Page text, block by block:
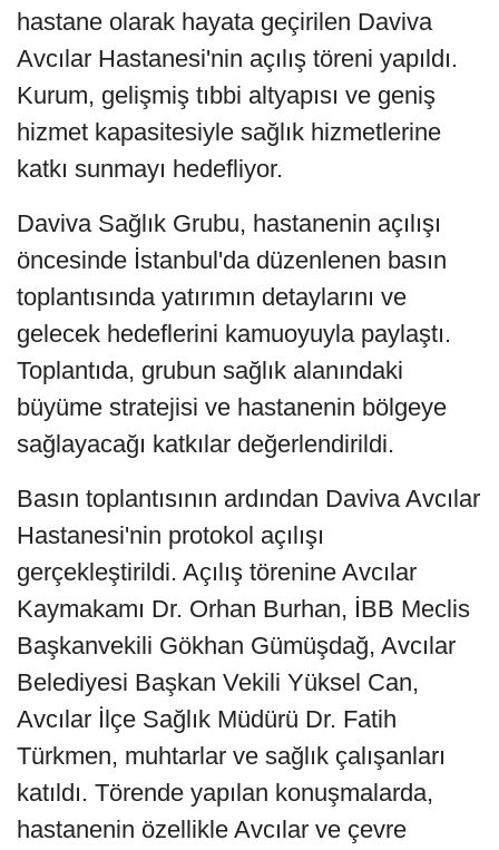
hastane olarak hayata geçirilen Daviva
Avcılar Hastanesi'nin açılış töreni yapıldı.
Kurum, gelişmiş tıbbi altyapısı ve geniş
hizmet kapasitesiyle sağlık hizmetlerine
katkı sunmayı hedefliyor.
Daviva Sağlık Grubu, hastanenin açılışı
öncesinde İstanbul'da düzenlenen basın
toplantısında yatırımın detaylarını ve
gelecek hedeflerini kamuoyuyla paylaştı.
Toplantıda, grubun sağlık alanındaki
büyüme stratejisi ve hastanenin bölgeye
sağlayacağı katkılar değerlendirildi.
Basın toplantısının ardından Daviva Avcılar
Hastanesi'nin protokol açılışı
gerçekleştirildi. Açılış törenine Avcılar
Kaymakamı Dr. Orhan Burhan, İBB Meclis
Başkanvekili Gökhan Gümüşdağ, Avcılar
Belediyesi Başkan Vekili Yüksel Can,
Avcılar İlçe Sağlık Müdürü Dr. Fatih
Türkmen, muhtarlar ve sağlık çalışanları
katıldı. Törende yapılan konuşmalarda,
hastanenin özellikle Avcılar ve çevre